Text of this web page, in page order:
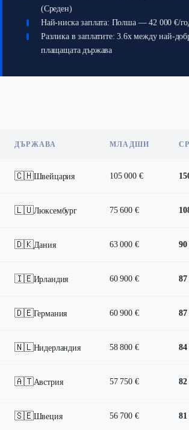
(Среден)
Най-ниска заплата: Полша — 42 000 €/
Разлика в заплатите: 3.6x между най-
плащащата държава
ДЪРЖАВА МЛАДШИ
🇨🇭Швейцария 105 000 €
🇱🇺Люксембург 75 600 €
🇩🇰Дания 63 000 € 90
🇮🇪Ирландия 60 900 € 87
🇩🇪Германия 60 900 € 87
🇳🇱Нидерландия 58 800 € 84
🇦🇹Австрия 57 750 € 82
🇸🇪Швеция 56 700 € 81